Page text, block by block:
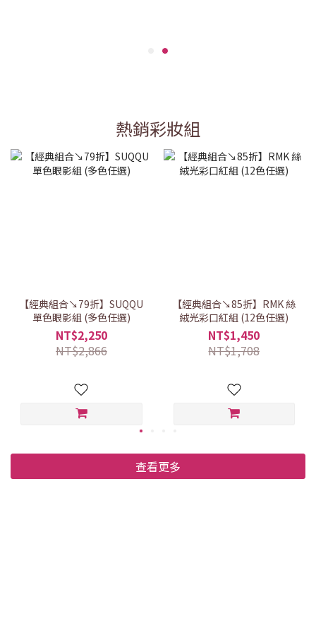
熱銷彩妝組
【經典組合↘79折】SUQQU
單色眼影組 (多色任選)
NT$2,250
NT$2,866
【經典組合↘85折】RMK 絲
絨光彩口紅組 (12色任選)
NT$1,450
NT$1,708
查看更多